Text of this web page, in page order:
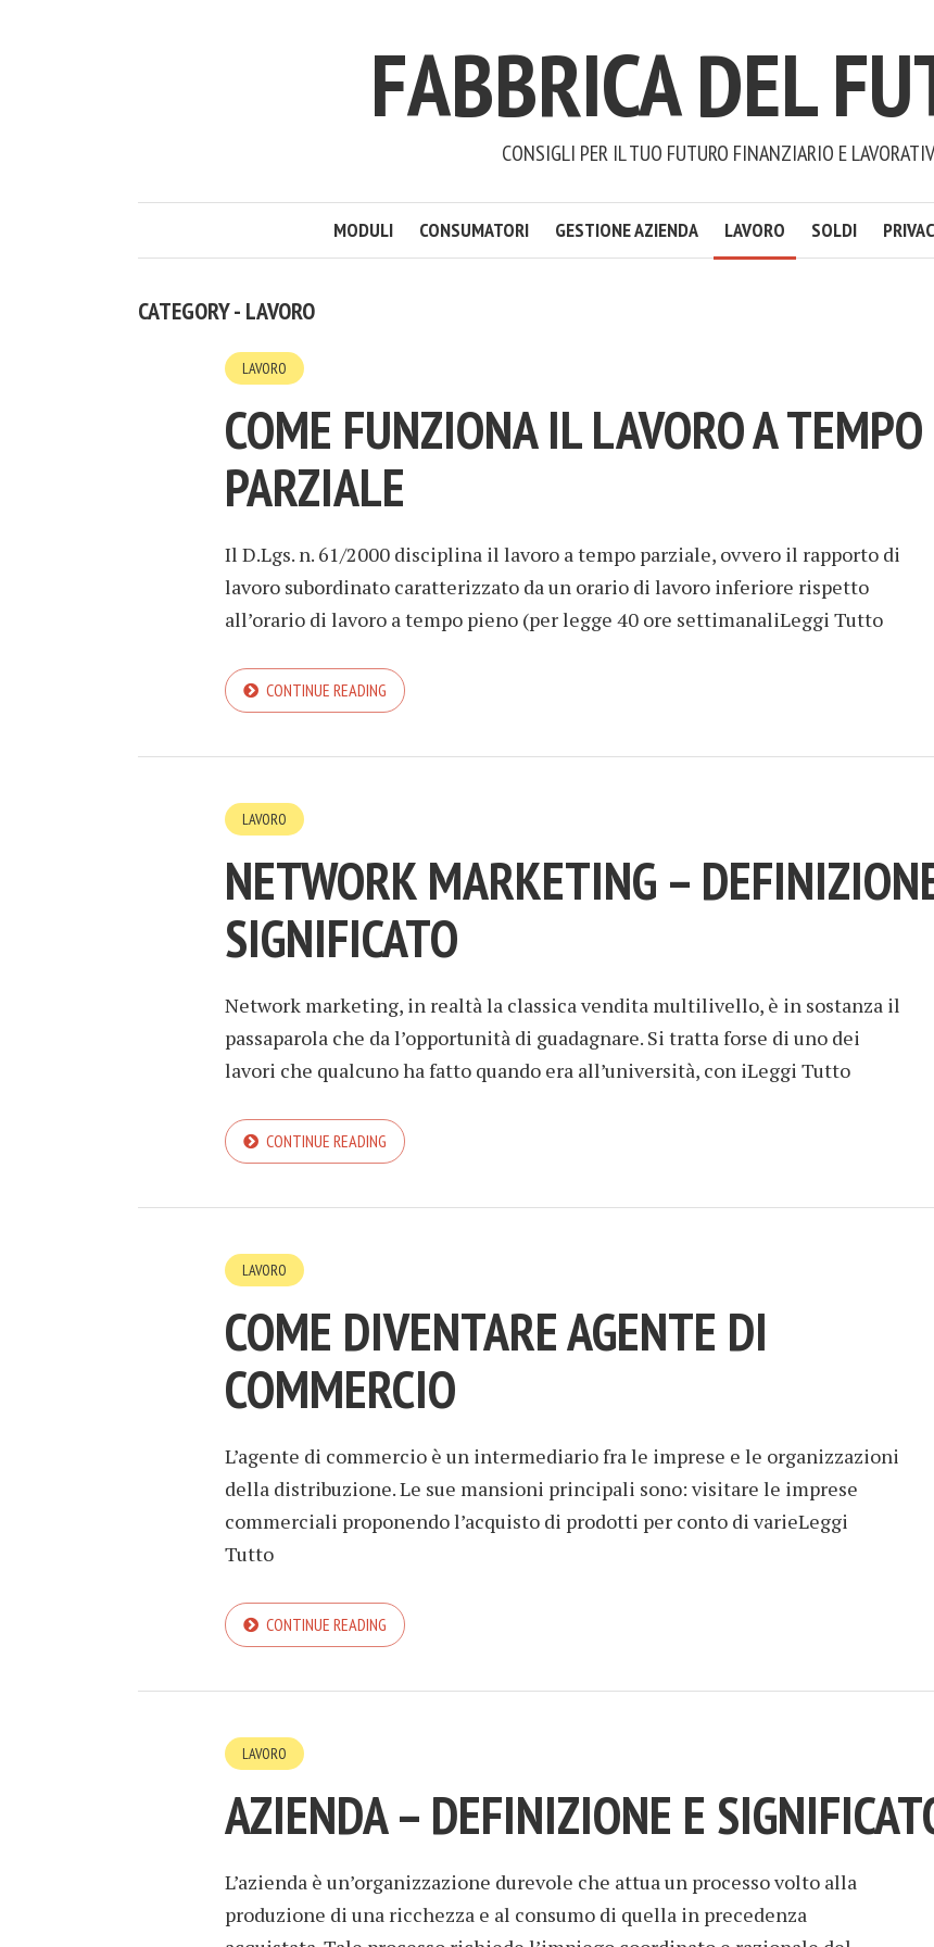
FABBRICA DEL
CONSIGLI PER IL TUO FUTURO FINANZIARIO E
MODULI CONSUMATORI GESTIONE AZIENDA LAVORO SOLDI
CATEGORY - LAVORO
LAVORO
COME FUNZIONA IL LAVORO A TEMPO
PARZIALE
Il D.Lgs. n. 61/2000 disciplina il lavoro a tempo parziale, ovvero il rapporto di
lavoro subordinato caratterizzato da un orario di lavoro inferiore rispetto
all’orario di lavoro a tempo pieno (per legge 40 ore settimanaliLeggi Tutto
CONTINUE READING
LAVORO
NETWORK MARKETING –
SIGNIFICATO
Network marketing, in realtà la classica vendita multilivello, è in sostanza il
passaparola che da l’opportunità di guadagnare. Si tratta forse di uno dei
lavori che qualcuno ha fatto quando era all’università, con iLeggi Tutto
CONTINUE READING
LAVORO
COME DIVENTARE AGENTE DI
COMMERCIO
L’agente di commercio è un intermediario fra le imprese e le organizzazioni
della distribuzione. Le sue mansioni principali sono: visitare le imprese
commerciali proponendo l’acquisto di prodotti per conto di varieLeggi
Tutto
CONTINUE READING
LAVORO
AZIENDA – DEFINIZIONE E
L’azienda è un’organizzazione durevole che attua un processo volto alla
produzione di una ricchezza e al consumo di quella in precedenza